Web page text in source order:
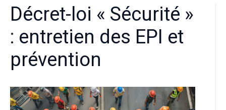
Décret-loi « Sécurité »
: entretien des EPI et
prévention